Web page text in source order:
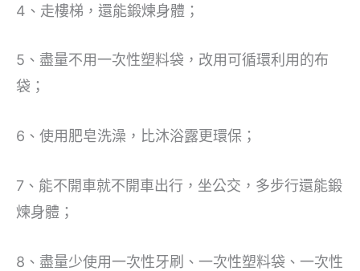
4、走樓梯，還能鍛煉身體；
5、盡量不用一次性塑料袋，改用可循環利用的布
袋；
6、使用肥皂洗澡，比沐浴露更環保；
7、能不開車就不開車出行，坐公交，多步行還能鍛
煉身體；
8、盡量少使用一次性牙刷、一次性塑料袋、一次性